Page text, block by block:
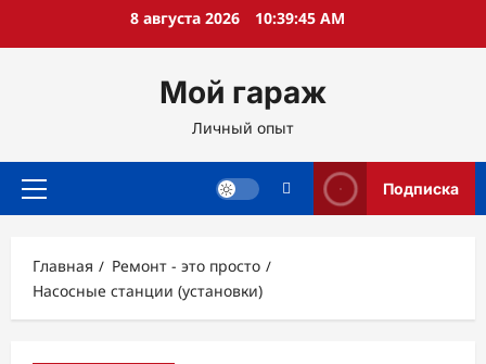
8 августа 2026 10:39:46 AM
Мой гараж
Личный опыт
Основное
Подписка
Главная
Ремонт - это просто
Насосные станции (установки)